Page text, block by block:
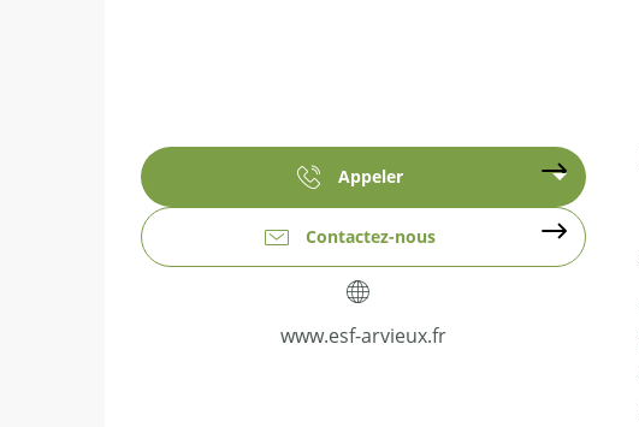
Appeler
Contactez-nous
www.esf-arvieux.fr